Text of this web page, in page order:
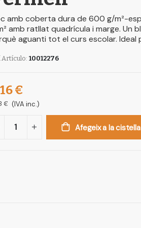
amb coberta dura de 600 g/m²-
amb ratllat quadrícula i marge. Un
aguanti tot el curs escolar. Ideal
10012276
€
€ (IVA inc.)
Afegeix a la cistella